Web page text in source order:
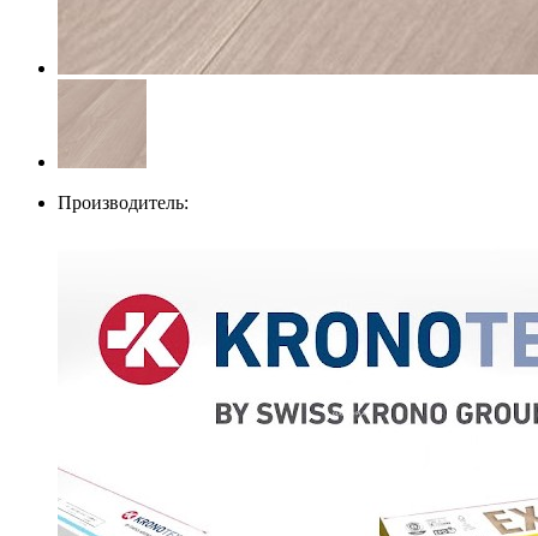
Производитель: